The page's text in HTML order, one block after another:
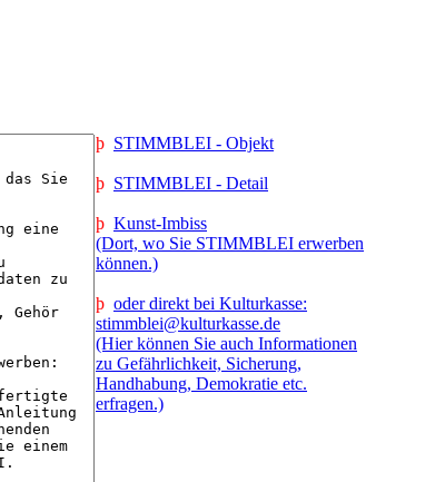
þ STIMMBLEI - Objekt
þ STIMMBLEI - Detail
þ Kunst-Imbiss
(Dort, wo Sie STIMMBLEI erwerben
können.)
þ oder direkt bei Kulturkasse:
stimmblei@kulturkasse.de
(Hier können Sie auch Informationen
zu Gefährlichkeit, Sicherung,
Handhabung, Demokratie etc.
erfragen.)